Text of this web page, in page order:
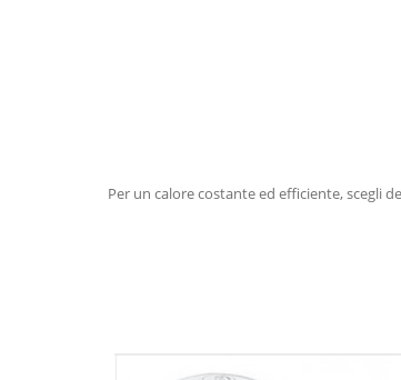
Per un calore costante ed efficiente, scegli